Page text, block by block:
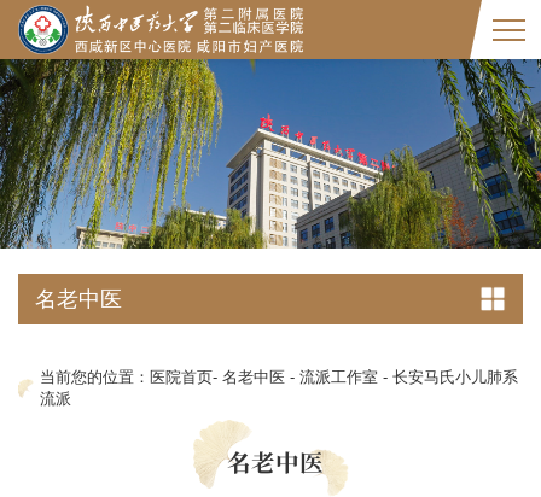
名老中医
当前您的位置： 医院首页- 名老中医- 流派工作室 - 长安马氏小儿肺系
流派
名老中医